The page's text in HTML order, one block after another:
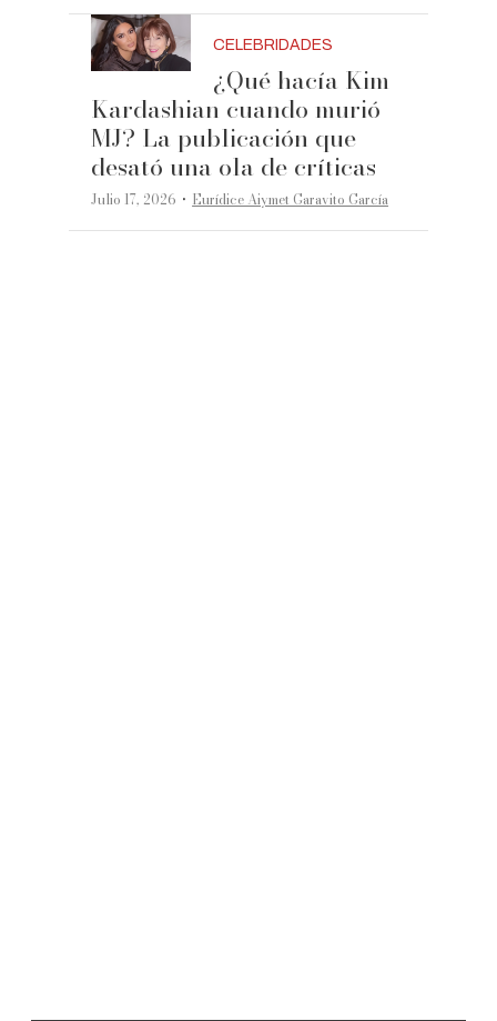
CELEBRIDADES
¿Qué hacía Kim
Kardashian cuando murió
MJ? La publicación que
desató una ola de críticas
Julio 17, 2026 ·Eurídice Aiymet Garavito García